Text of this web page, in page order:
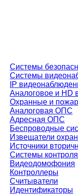
Системы
Системы
IP
Аналоговое и HD
Охранные и
Аналоговая ОПС
Адресная ОПС
Беспроводные
Извещатели
Источники
Системы
Видеодомофония
Контроллеры
Считыватели
Идентификаторы